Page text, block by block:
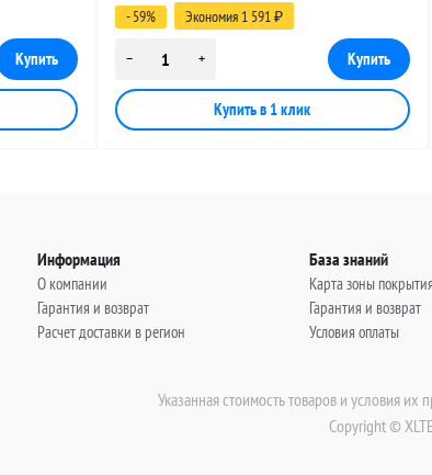
- 59% Экономия 1 591₽
Информация
О компании
Гарантия и возврат
Расчет доставки в регион
База знаний
Карта зоны
Гарантия и возврат
Условия оплаты
Указанная стоимость товаров и условия
Copyright ©